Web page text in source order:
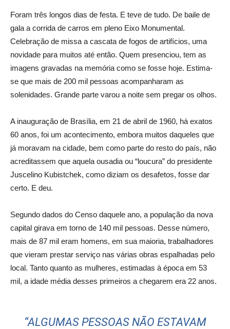
Foram três longos dias de festa. E teve de tudo. De baile de
gala a corrida de carros em pleno Eixo Monumental.
Celebração de missa a cascata de fogos de artifícios, uma
novidade para muitos até então. Quem presenciou, tem as
imagens gravadas na memória como se fosse hoje. Estima-
se que mais de 200 mil pessoas acompanharam as
solenidades. Grande parte varou a noite sem pregar os olhos.
A inauguração de Brasília, em 21 de abril de 1960, há exatos
60 anos, foi um acontecimento, embora muitos daqueles que
já moravam na cidade, bem como parte do resto do país, não
acreditassem que aquela ousadia ou “loucura” do presidente
Juscelino Kubistchek, como diziam os desafetos, fosse dar
certo. E deu.
Segundo dados do Censo daquele ano, a população da nova
capital girava em torno de 140 mil pessoas. Desse número,
mais de 87 mil eram homens, em sua maioria, trabalhadores
que vieram prestar serviço nas várias obras espalhadas pelo
local. Tanto quanto as mulheres, estimadas à época em 53
mil, a idade média desses primeiros a chegarem era 22 anos.
“ALGUMAS PESSOAS NÃO ESTAVAM